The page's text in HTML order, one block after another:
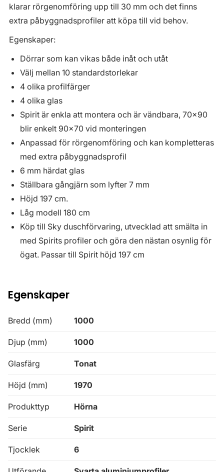
klarar rörgenomföring upp till 30 mm och det finns
extra påbyggnadsprofiler att köpa till vid behov.
Egenskaper:
Dörrar som kan vikas både inåt och utåt
Välj mellan 10 standardstorlekar
4 olika profilfärger
4 olika glas
Spirit är enkla att montera och är vändbara, 70x90
blir enkelt 90x70 vid monteringen
Anpassad för rörgenomföring och kan kompletteras
med extra påbyggnadsprofil
6 mm härdat glas
Ställbara gångjärn som lyfter 7 mm
Höjd 197 cm.
Låg modell 180 cm
Köp till Sky duschförvaring, utvecklad att smälta in
med Spirits profiler och göra den nästan osynlig för
ögat. Passar till Spirit höjd 197 cm
Egenskaper
Bredd (mm) 1000
Djup (mm) 1000
Glasfärg Tonat
Höjd (mm) 1970
Produkttyp Hörna
Serie Spirit
Tjocklek 6